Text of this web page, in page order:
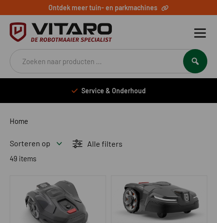
Ontdek meer tuin- en parkmachines
Producten
zoeken
Service & Onderhoud
Home
Sorteren op Alle filters
49 items